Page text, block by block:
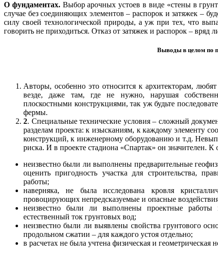
О фундаментах.Выбор арочных устоев в виде «стены в
случае без соединяющих элементов – распорок и затяжек –
силу своей технологической природы, а уж при тех, что
говорить не приходиться. Отказ от затяжек и распорок – вряд
Выводы в целом по
Авторы, особенно это относится к архитекторам,
везде, даже там, где не нужно, нарушая
плоскостными конструкциями, так уж будьте
фермы.
2. Специальные технические условия – сложный
разделам проекта: к изысканиям, к каждому элементу
конструкций, к инженерному оборудованию и т.д.
риска. И в проекте стадиона «Спартак» он значителен.
неизвестно были ли выполнены предварительные
оценить пригодность участка для строительства,
работы;
наверняка, не была исследована кровля
провоцирующих непредсказуемые и опасные
неизвестно были ли выполнены проектные работы
естественный ток грунтовых вод;
неизвестно были ли выявлены свойства грунтового
продольном сжатии – для каждого устоя отдельно;
в расчетах не была учтена физическая и